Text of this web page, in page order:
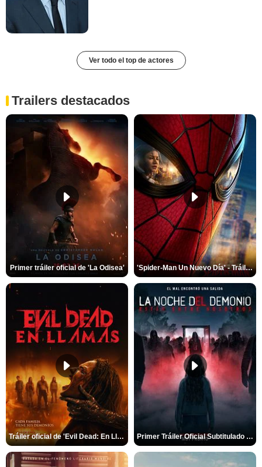
Ver todo el top de actores
Trailers destacados
Primer tráiler oficial de 'La Odisea' 'Spider-Man Un Nuevo Día' - Tráiler oficial subtitulado
Tráiler oficial de 'Evil Dead: En Llamas' Primer Tráiler Oficial Subtitulado de 'La Noche Del Demonio: Están Entre Nosotros'